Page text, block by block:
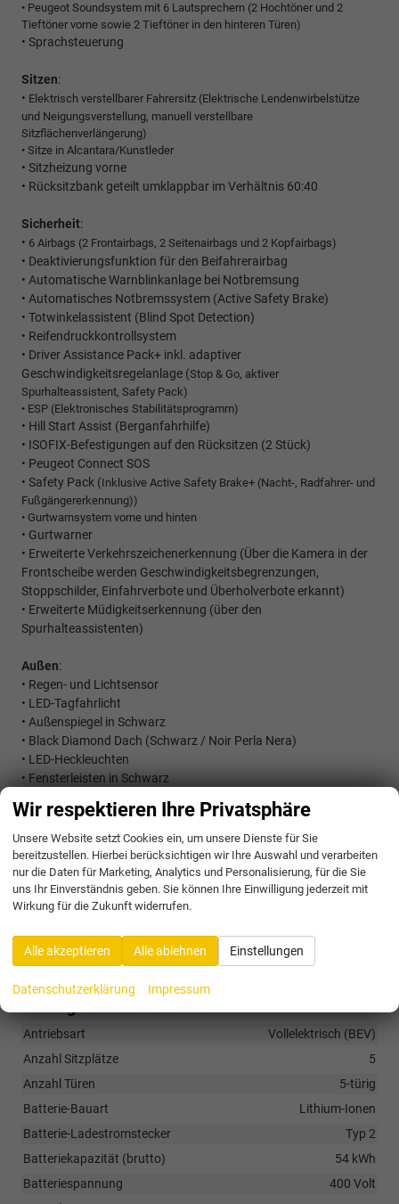
• Peugeot Soundsystem mit 6 Lautsprechern (2 Hochtöner und 2
Tieftöner vorne sowie 2 Tieftöner in den hinteren Türen)
• Sprachsteuerung
Sitzen:
• Elektrisch verstellbarer Fahrersitz (Elektrische Lendenwirbelstütze
und Neigungsverstellung, manuell verstellbare
Sitzflächenverlängerung)
• Sitze in Alcantara/Kunstleder
• Sitzheizung vorne
• Rücksitzbank geteilt umklappbar im Verhältnis 60:40
Sicherheit:
• 6 Airbags (2 Frontairbags, 2 Seitenairbags und 2 Kopfairbags)
• Deaktivierungsfunktion für den Beifahrerairbag
• Automatische Warnblinkanlage bei Notbremsung
• Automatisches Notbremssystem (Active Safety Brake)
• Totwinkelassistent (Blind Spot Detection)
• Reifendruckkontrollsystem
• Driver Assistance Pack+ inkl. adaptiver
Geschwindigkeitsregelanlage (Stop & Go, aktiver
Spurhalteassistent, Safety Pack)
• ESP (Elektronisches Stabilitätsprogramm)
• Hill Start Assist (Berganfahrhilfe)
• ISOFIX-Befestigungen auf den Rücksitzen (2 Stück)
• Peugeot Connect SOS
• Safety Pack (Inklusive Active Safety Brake+ (Nacht-, Radfahrer- und
Fußgängererkennung))
• Gurtwarnsystem vorne und hinten
• Gurtwarner
• Erweiterte Verkehrszeichenerkennung (Über die Kamera in der
Frontscheibe werden Geschwindigkeitsbegrenzungen,
Stoppschilder, Einfahrverbote und Überholverbote erkannt)
• Erweiterte Müdigkeitserkennung (über den
Spurhalteassistenten)
Außen:
• Regen- und Lichtsensor
• LED-Tagfahrlicht
• Außenspiegel in Schwarz
• Black Diamond Dach (Schwarz / Noir Perla Nera)
• LED-Heckleuchten
• Fensterleisten in Schwarz
• „Follow-me-home“-Licht
• Zeitverzögerte Außenbeleuchtung
• Dunkel getönte Scheiben hinten
• Radlaufverkleidungen in Schwarz
Räder & Technik
Felgentyp
Leichtmetallfelge
Antriebsart
Vollelektrisch (BEV)
Anzahl Sitzplätze
5
Anzahl Türen
5-türig
Batterie-Bauart
Lithium-Ionen
Batterie-Ladestromstecker
Typ 2
Batteriekapazität (brutto)
54 kWh
Batteriespannung
400 Volt
Wir respektieren Ihre Privatsphäre
Unsere Website setzt Cookies ein, um unsere Dienste für Sie
bereitzustellen. Hierbei berücksichtigen wir Ihre Auswahl und verarbeiten
nur die Daten für Marketing, Analytics und Personalisierung, für die Sie
uns Ihr Einverständnis geben. Sie können Ihre Einwilligung jederzeit mit
Wirkung für die Zukunft widerrufen.
Alle akzeptieren Alle ablehnen Einstellungen
Datenschutzerklärung Impressum